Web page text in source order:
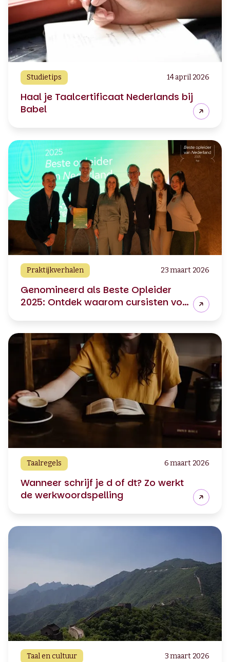
Studietips 14 april 2026
Haal je Taalcertificaat Nederlands bij
Babel
Praktijkverhalen 23 maart 2026
Genomineerd als Beste Opleider
2025: Ontdek waarom cursisten voor
Taalregels 6 maart 2026
Wanneer schrijf je d of dt? Zo werkt
de werkwoordspelling
Taal en cultuur 3 maart 2026